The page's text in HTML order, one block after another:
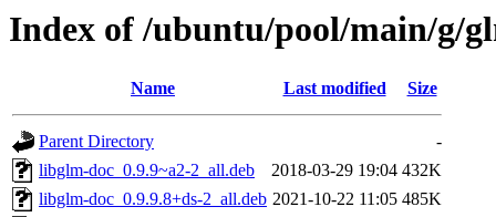
Index of /ubuntu/pool/main/g/
Name Last modified Size
Parent Directory
-
libglm-doc_0.9.9~a2-2_all.deb
2018-03-29 19:04 432K
libglm-doc_0.9.9.8+ds-2_all.deb 2021-10-22 11:05 485K